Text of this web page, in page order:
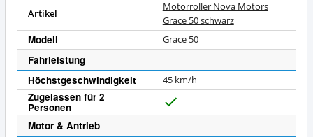
Artikel
Motorroller Nova Motors
Grace 50 schwarz
Modell Grace 50
Fahrleistung
Höchstgeschwindigkeit
45 km/h
Zugelassen für 2
Personen
Motor & Antrieb